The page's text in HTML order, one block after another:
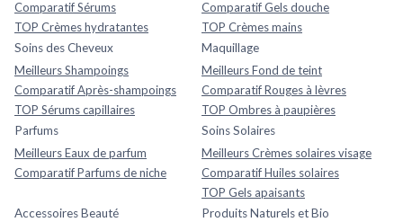
Comparatif Sérums
TOP Crèmes hydratantes
Comparatif Gels douche
TOP Crèmes mains
Soins des Cheveux
Meilleurs Shampoings
Comparatif Après-shampoings
TOP Sérums capillaires
Maquillage
Meilleurs Fond de teint
Comparatif Rouges à lèvres
TOP Ombres à paupières
Parfums
Meilleurs Eaux de parfum
Comparatif Parfums de niche
Soins Solaires
Meilleurs Crèmes solaires visage
Comparatif Huiles solaires
TOP Gels apaisants
Accessoires Beauté
Produits Naturels et Bio